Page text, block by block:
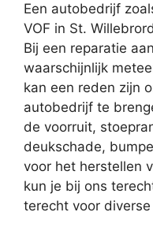
Een autobedrijf
VOF in St.
Bij een reparatie
waarschijnlijk
kan een reden zijn
autobedrijf te
de voorruit,
deukschade,
voor het herstellen
kun je bij ons
terecht voor